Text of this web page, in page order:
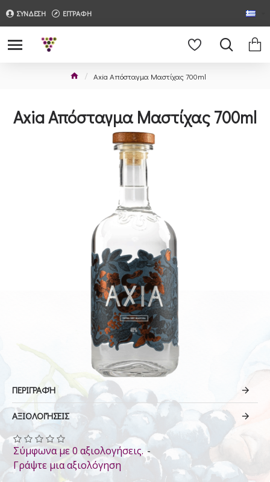
ΣΥΝΔΕΣΗ ΕΓΓΡΑΦΗ
Axia Απόσταγμα Μαστίχας 700ml
Axia Απόσταγμα Μαστίχας 700ml
ΠΕΡΙΓΡΑΦΉ
ΑΞΙΟΛΟΓΉΣΕΙΣ
Σύμφωνα με 0 αξιολογήσεις. -
Γράψτε μια αξιολόγηση